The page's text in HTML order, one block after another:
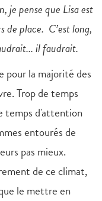
je pense que Lisa est
de place. C’est long,
il faudrait.
pour la majorité des
Trop de temps
temps d'attention
entourés de
pas mieux.
de ce climat,
le mettre en